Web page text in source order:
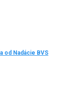
od Nadácie BVS